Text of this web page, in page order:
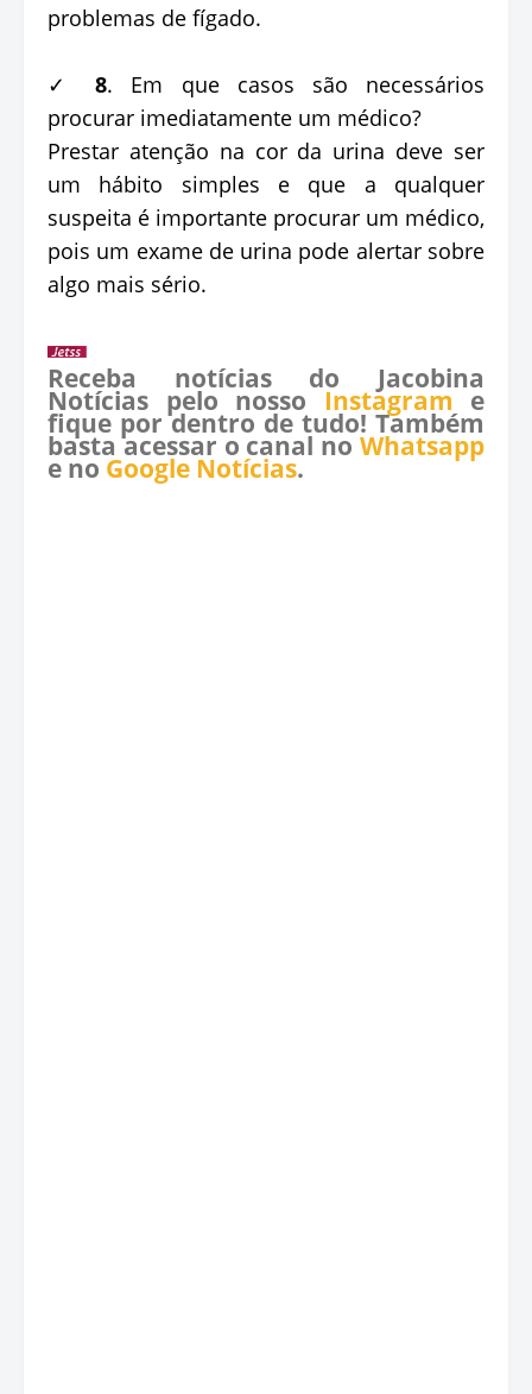
problemas de fígado.
✓8. Em que casos são necessários
procurar imediatamente um médico?
Prestar atenção na cor da urina deve ser
um hábito simples e que a qualquer
suspeita é importante procurar um médico,
pois um exame de urina pode alertar sobre
algo mais sério.
Receba notícias do Jacobina
Notícias pelo nosso Instagram e
fique por dentro de tudo! Também
basta acessar o canal no Whatsapp
e no Google Notícias.